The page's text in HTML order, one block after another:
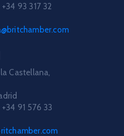
93 317 32
Castellana,
91 576 33